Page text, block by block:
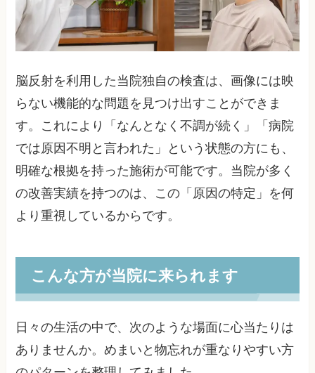
脳反射を利用した当院独自の検査は、画像には映
らない機能的な問題を見つけ出すことができま
す。これにより「なんとなく不調が続く」「病院
では原因不明と言われた」という状態の方にも、
明確な根拠を持った施術が可能です。当院が多く
の改善実績を持つのは、この「原因の特定」を何
より重視しているからです。
こんな方が当院に来られます
日々の生活の中で、次のような場面に心当たりは
ありませんか。めまいと物忘れが重なりやすい方